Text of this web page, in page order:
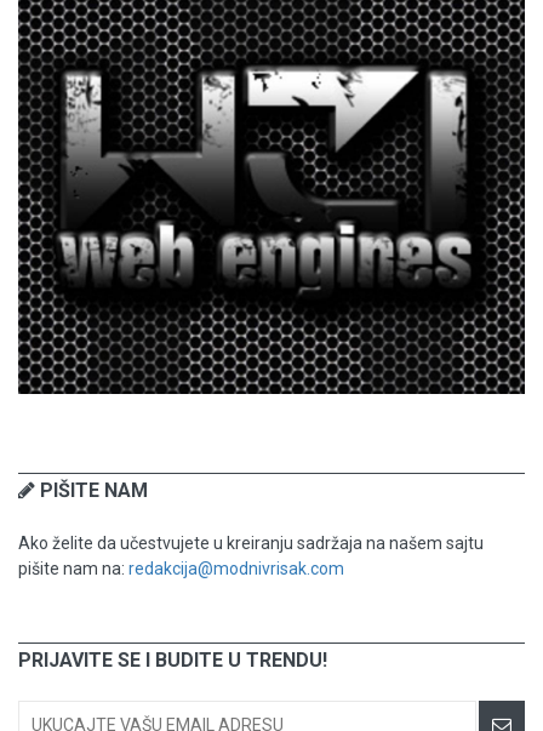
PIŠITE NAM
Ako želite da učestvujete u kreiranju sadržaja na našem sajtu
pišite nam na: redakcija@modnivrisak.com
PRIJAVITE SE I BUDITE U TRENDU!